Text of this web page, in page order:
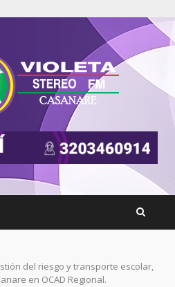
del riesgo y transporte escolar,
en OCAD Regional.